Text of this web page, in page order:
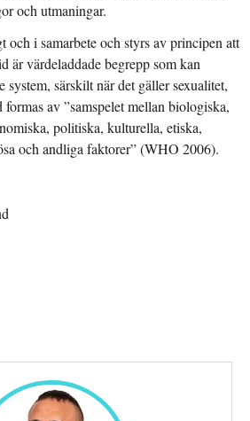
och utmaningar.
och i samarbete och styrs av principen att
är värdeladdade begrepp som kan
särskilt när det gäller sexualitet,
av ”samspelet mellan biologiska,
politiska, kulturella, etiska,
och andliga faktorer” (WHO 2006).